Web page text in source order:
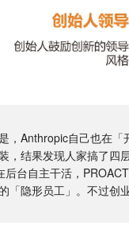
Anthropic自己也在「
，结果发现人家搞了四
后台自主干活，
「隐形员工」。不过